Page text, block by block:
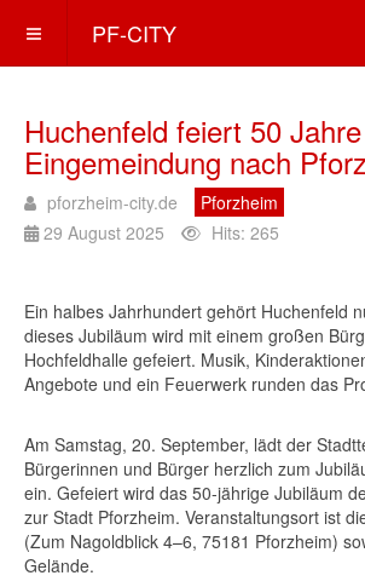
PF-CITY
Huchenfeld feiert 50 Jahre
Eingemeindung nach
pforzheim-city.de
Pforzheim
29 August 2025
Hits: 265
Ein halbes Jahrhundert gehört Huchenfeld
dieses Jubiläum wird mit einem großen
Hochfeldhalle gefeiert. Musik,
Angebote und ein Feuerwerk runden das
Am Samstag, 20. September, lädt der
Bürgerinnen und Bürger herzlich zum
ein. Gefeiert wird das 50-jährige Jubiläum
zur Stadt Pforzheim. Veranstaltungsort ist
(Zum Nagoldblick 4–6, 75181 Pforzheim)
Gelände.